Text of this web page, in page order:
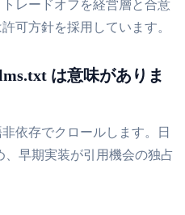
レードオフを経営層と合意
可方針を採用しています。
は意味がありま
依存でクロールします。日
早期実装が引用機会の独占